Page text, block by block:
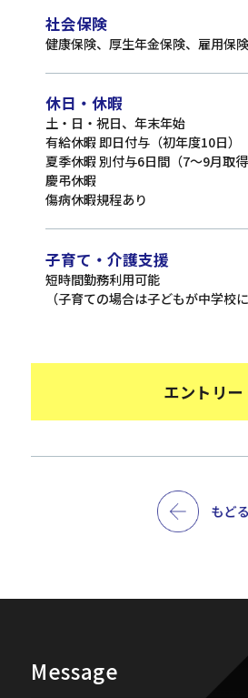
社会保険
健康保険、厚生年金保険、雇用保
休日・休暇
土・日・祝日、年末年始
有給休暇 即日付与（初年度10日）
夏季休暇 別付与6日間（7〜9月取得
慶弔休暇
傷病休暇規程あり
子育て・介護支援
短時間勤務利用可能
（子育ての場合は子どもが中学校
エントリー
Message